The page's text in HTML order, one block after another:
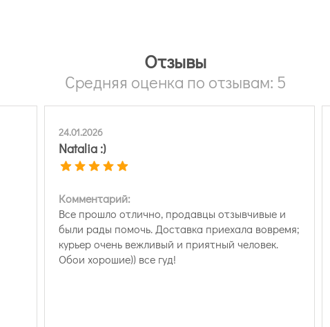
Отзывы
Средняя оценка по отзывам: 5
24.01.2026
Natalia :)
Комментарий:
Все прошло отлично, продавцы отзывчивые и
были рады помочь. Доставка приехала вовремя;
курьер очень вежливый и приятный человек.
Обои хорошие)) все гуд!